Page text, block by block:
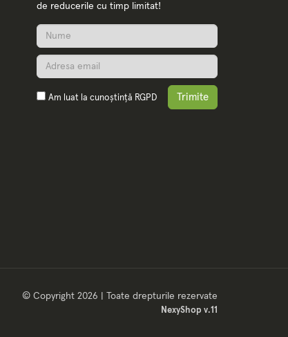
de reducerile cu timp limitat!
Am luat la cunoștință RGPD Trimite
© Copyright 2026 | Toate drepturile rezervate
NexyShop v.11